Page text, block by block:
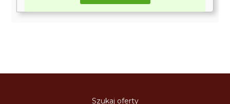
Szukaj oferty